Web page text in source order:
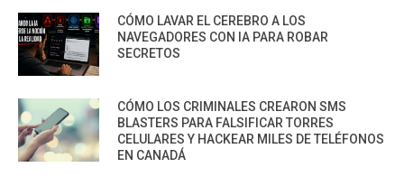
CÓMO LAVAR EL CEREBRO A LOS
NAVEGADORES CON IA PARA ROBAR
SECRETOS
CÓMO LOS CRIMINALES CREARON SMS
BLASTERS PARA FALSIFICAR TORRES
CELULARES Y HACKEAR MILES DE TELÉFONOS
EN CANADÁ